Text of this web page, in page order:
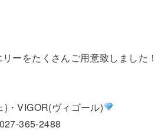
ーをたくさんご用意致しました
・VIGOR(ヴィゴール)
027-365-2488